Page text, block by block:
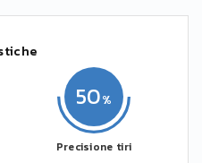
50
Precisione tiri